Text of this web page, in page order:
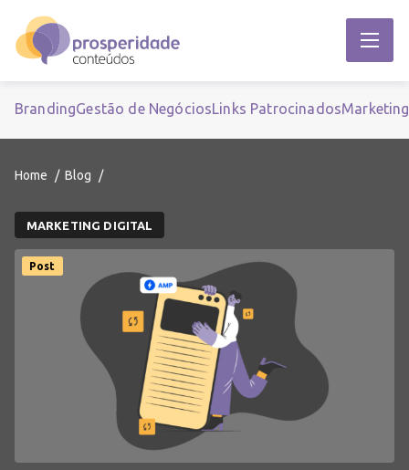
BrandingGestão de NegóciosLinks Patrocinados
Home Blog
MARKETING DIGITAL
Post